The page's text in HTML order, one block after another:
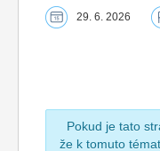
29. 6. 2026
Pokud je tato
že k tomuto